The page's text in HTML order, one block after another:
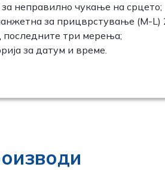
неправилно чукање на срцето;
за прицврстување (M-L)
последните три мерења;
за датум и време.